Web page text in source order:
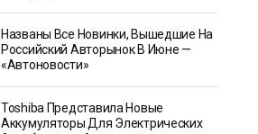
Названы Все Новинки, Вышедшие На
Российский Авторынок В Июне —
«Автоновости»
Toshiba Представила Новые
Аккумуляторы Для Электрических